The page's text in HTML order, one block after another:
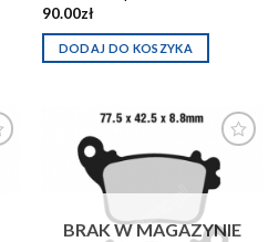
90.00zł
DODAJ DO KOSZYKA
Dodaj do
schowka
BRAK W MAGAZYNIE